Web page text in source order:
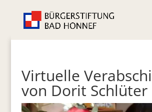
Virtuelle
von Dorit Schlüter